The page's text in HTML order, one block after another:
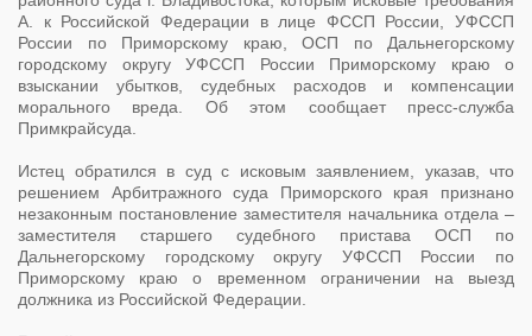
А. к Российской Федерации в лице ФССП России, УФССП
России по Приморскому краю, ОСП по Дальнегорскому
городскому округу УФССП России Приморскому краю о
взыскании убытков, судебных расходов и компенсации
морального вреда. Об этом сообщает пресс-служба
Примкрайсуда.
Истец обратился в суд с исковым заявлением, указав, что
решением Арбитражного суда Приморского края признано
незаконным постановление заместителя начальника отдела –
заместителя старшего судебного пристава ОСП по
Дальнегорскому городскому округу УФССП России по
Приморскому краю о временном ограничении на выезд
должника из Российской Федерации.